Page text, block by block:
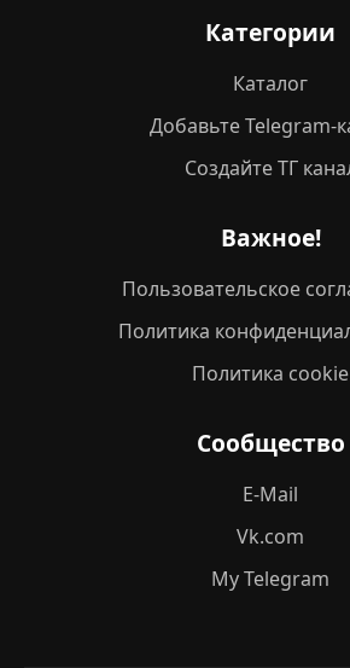
Категории
Каталог
Добавьте Telegram-
Создайте ТГ
Важное!
Пользовательское
Политика
Политика cookie
Сообщество
E-Mail
Vk.com
My Telegram